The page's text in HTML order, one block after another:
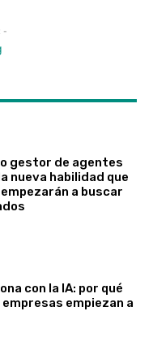
-
o gestor de agentes
nueva habilidad que
a buscar
con la IA: por qué
empiezan a